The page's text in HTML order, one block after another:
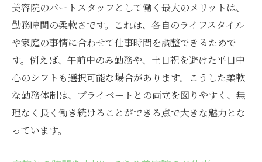
美容院のパートスタッフとして働く最大のメリットは、
勤務時間の柔軟さです。これは、各自のライフスタイル
や家庭の事情に合わせて仕事時間を調整できるためで
す。例えば、午前中のみ勤務や、土日祝を避けた平日中
心のシフトも選択可能な場合があります。こうした柔軟
な勤務体制は、プライベートとの両立を図りやすく、無
理なく長く働き続けることができる点で大きな魅力とな
っています。